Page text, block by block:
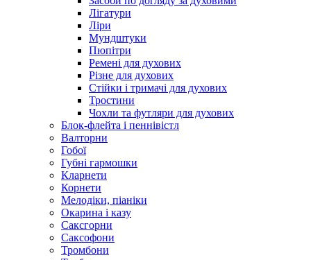
Лігатури
Ліри
Мундштуки
Пюпітри
Ремені для духових
Різне для духових
Стійки і тримачі для духових
Тростини
Чохли та футляри для духових
Блок-флейта і пеннівістл
Валторни
Гобої
Губні гармошки
Кларнети
Корнети
Мелодіки, піаніки
Окарина і казу
Саксгорни
Саксофони
Тромбони